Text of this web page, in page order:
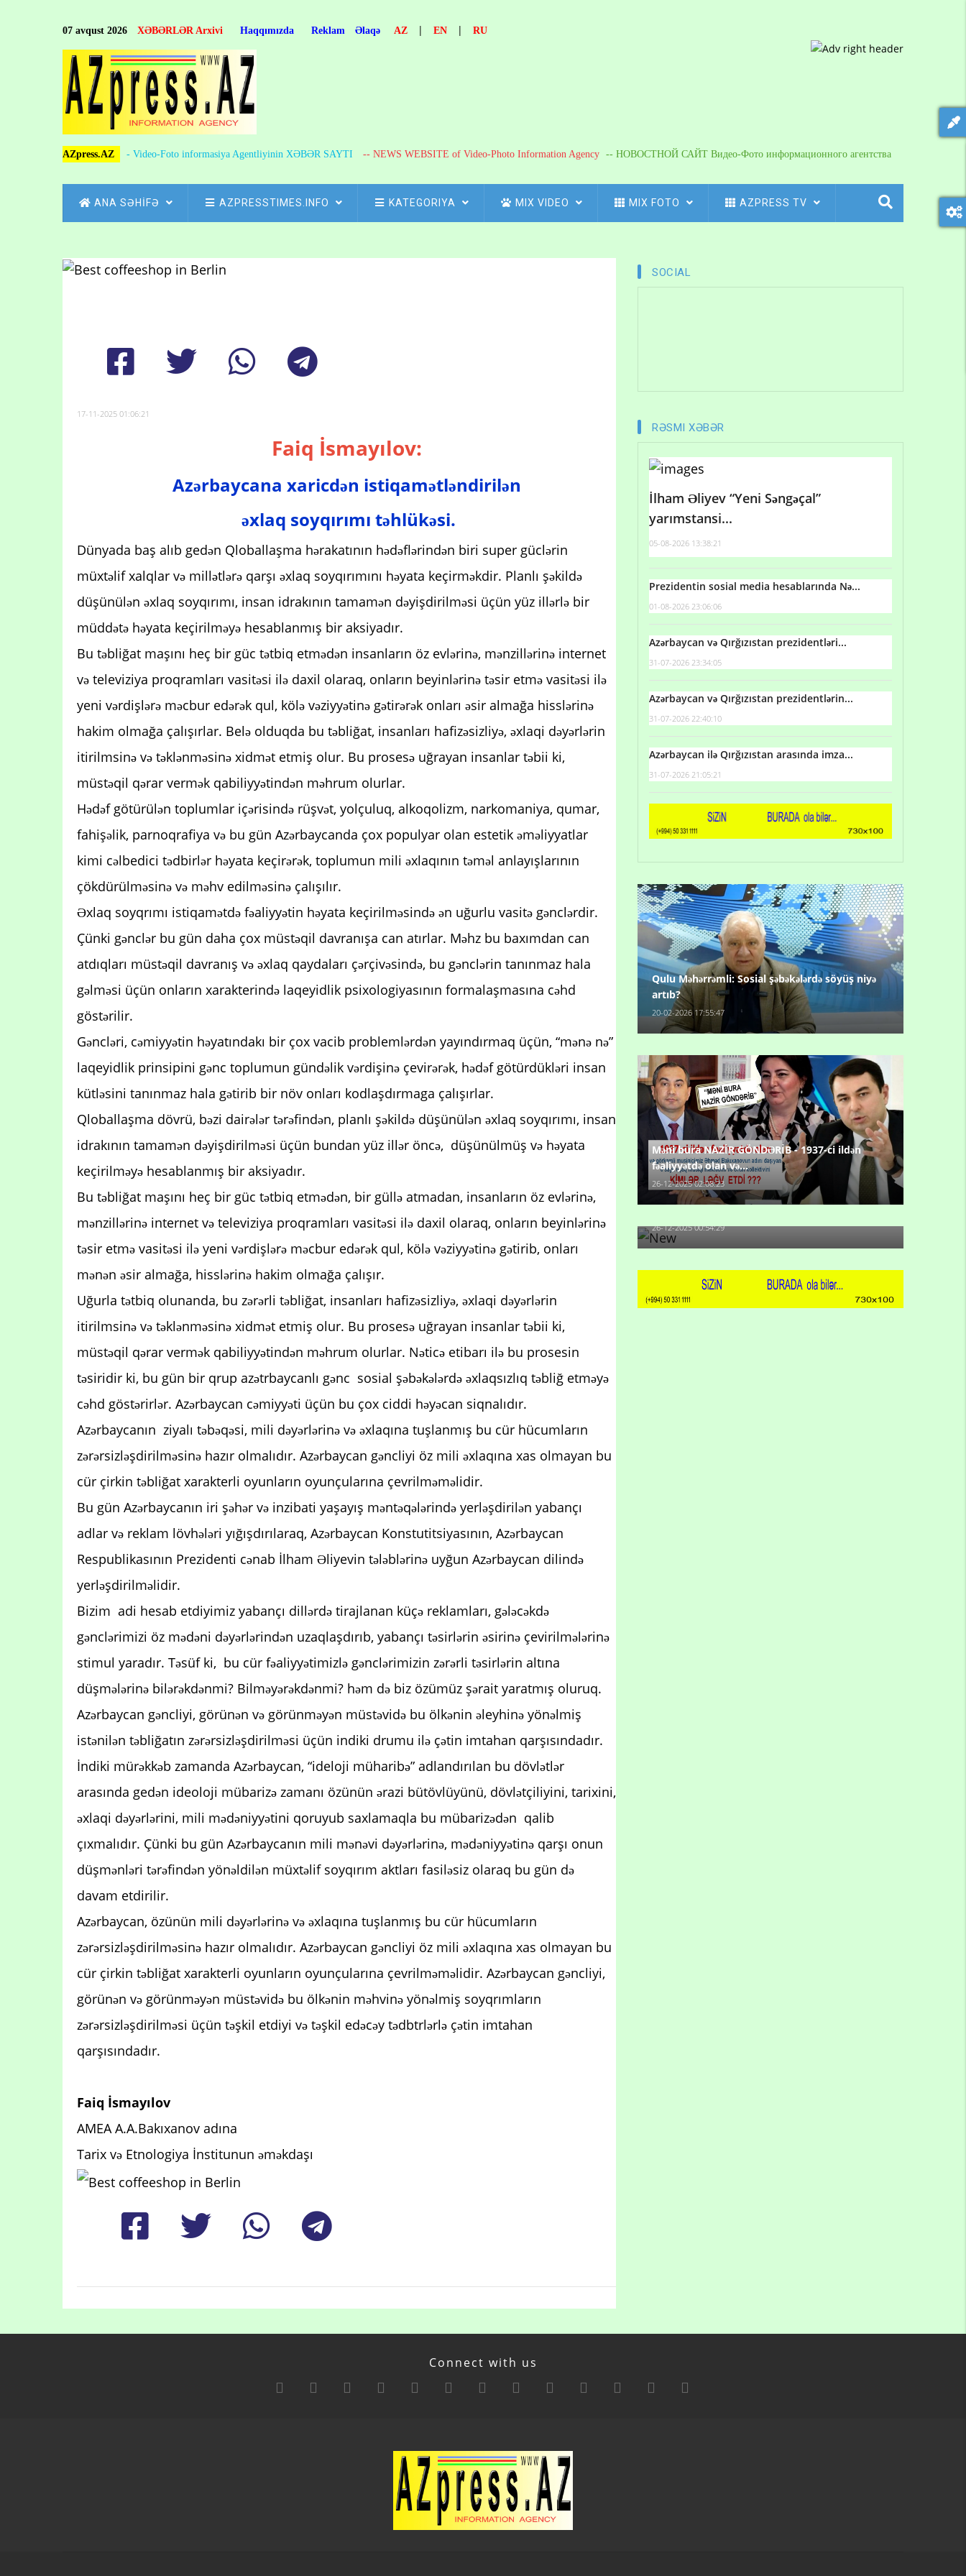
07 avqust 2026 XƏBƏRLƏR Arxivi Haqqımızda Reklam Əlaqə AZ | EN | RU
AZpress.AZ - Video-Foto informasiya Agentliyinin XƏBƏR SAYTI -- NEWS WEBSITE of Video-Photo Information Agency -- НОВОСТНОЙ САЙТ Видео-Фото информационного агентства
MAIN
NAVIGATION
ANA SƏHİFƏ AZPRESSTIMES.INFO KATEGORIYA MIX VIDEO MIX FOTO AZPRESS TV
Breadcrumb
17-11-2025 01:06:21
Faiq İsmayılov:
Azərbaycana xaricdən istiqamətləndirilən
əxlaq soyqırımı təhlükəsi.
Dünyada baş alıb gedən Qloballaşma hərakatının hədəflərindən biri super güclərin
müxtəlif xalqlar və millətlərə qarşı əxlaq soyqırımını həyata keçirməkdir. Planlı şəkildə
düşünülən əxlaq soyqırımı, insan idrakının tamamən dəyişdirilməsi üçün yüz illərlə bir
müddətə həyata keçirilməyə hesablanmış bir aksiyadır.
Bu təbliğat maşını heç bir güc tətbiq etmədən insanların öz evlərinə, mənzillərinə internet
və televiziya proqramları vasitəsi ilə daxil olaraq, onların beyinlərinə təsir etmə vasitəsi ilə
yeni vərdişlərə məcbur edərək qul, kölə vəziyyətinə gətirərək onları əsir almağa hisslərinə
hakim olmağa çalışırlar. Belə olduqda bu təbliğat, insanları hafizəsizliyə, əxlaqi dəyərlərin
itirilmsinə və təklənməsinə xidmət etmiş olur. Bu prosesə uğrayan insanlar təbii ki,
müstəqil qərar vermək qabiliyyətindən məhrum olurlar.
Hədəf götürülən toplumlar içərisində rüşvət, yolçuluq, alkoqolizm, narkomaniya, qumar,
fahişəlik, parnoqrafiya və bu gün Azərbaycanda çox populyar olan estetik əməliyyatlar
kimi cəlbedici tədbirlər həyata keçirərək, toplumun mili əxlaqının təməl anlayışlarının
çökdürülməsinə və məhv edilməsinə çalışılır.
Əxlaq soyqrımı istiqamətdə fəaliyyətin həyata keçirilməsində ən uğurlu vasitə gənclərdir.
Çünki gənclər bu gün daha çox müstəqil davranışa can atırlar. Məhz bu baxımdan can
atdıqları müstəqil davranış və əxlaq qaydaları çərçivəsində, bu gənclərin tanınmaz hala
gəlməsi üçün onların xarakterində laqeyidlik psixologiyasının formalaşmasına cəhd
göstərilir.
Gəncləri, cəmiyyətin həyatındakı bir çox vacib problemlərdən yayındırmaq üçün, “mənə nə”
laqeyidlik prinsipini gənc toplumun gündəlik vərdişinə çevirərək, hədəf götürdükləri insan
kütləsini tanınmaz hala gətirib bir növ onları kodlaşdırmaga çalışırlar.
Qloballaşma dövrü, bəzi dairələr tərəfindən, planlı şəkildə düşünülən əxlaq soyqırımı, insan
idrakının tamamən dəyişdirilməsi üçün bundan yüz illər öncə, düşünülmüş və həyata
keçirilməyə hesablanmış bir aksiyadır.
Bu təbliğat maşını heç bir güc tətbiq etmədən, bir güllə atmadan, insanların öz evlərinə,
mənzillərinə internet və televiziya proqramları vasitəsi ilə daxil olaraq, onların beyinlərinə
təsir etmə vasitəsi ilə yeni vərdişlərə məcbur edərək qul, kölə vəziyyətinə gətirib, onları
mənən əsir almağa, hisslərinə hakim olmağa çalışır.
Uğurla tətbiq olunanda, bu zərərli təbliğat, insanları hafizəsizliyə, əxlaqi dəyərlərin
itirilmsinə və təklənməsinə xidmət etmiş olur. Bu prosesə uğrayan insanlar təbii ki,
müstəqil qərar vermək qabiliyyətindən məhrum olurlar. Nəticə etibarı ilə bu prosesin
təsiridir ki, bu gün bir qrup azətrbaycanlı gənc sosial şəbəkələrdə əxlaqsızlıq təbliğ etməyə
cəhd göstərirlər. Azərbaycan cəmiyyəti üçün bu çox ciddi həyəcan siqnalıdır.
Azərbaycanın ziyalı təbəqəsi, mili dəyərlərinə və əxlaqına tuşlanmış bu cür hücumların
zərərsizləşdirilməsinə hazır olmalıdır. Azərbaycan gəncliyi öz mili əxlaqına xas olmayan bu
cür çirkin təbliğat xarakterli oyunların oyunçularına çevrilməməlidir.
Bu gün Azərbaycanın iri şəhər və inzibati yaşayış məntəqələrində yerləşdirilən yabançı
adlar və reklam lövhələri yığışdırılaraq, Azərbaycan Konstutitsiyasının, Azərbaycan
Respublikasının Prezidenti cənab İlham Əliyevin tələblərinə uyğun Azərbaycan dilində
yerləşdirilməlidir.
Bizim adi hesab etdiyimiz yabançı dillərdə tirajlanan küçə reklamları, gələcəkdə
gənclərimizi öz mədəni dəyərlərindən uzaqlaşdırıb, yabançı təsirlərin əsirinə çevirilmələrinə
stimul yaradır. Təsüf ki, bu cür fəaliyyətimizlə gənclərimizin zərərli təsirlərin altına
düşmələrinə bilərəkdənmi? Bilməyərəkdənmi? həm də biz özümüz şərait yaratmış oluruq.
Azərbaycan gəncliyi, görünən və görünməyən müstəvidə bu ölkənin əleyhinə yönəlmiş
istənilən təbliğatın zərərsizləşdirilməsi üçün indiki drumu ilə çətin imtahan qarşısındadır.
İndiki mürəkkəb zamanda Azərbaycan, “ideloji müharibə” adlandırılan bu dövlətlər
arasında gedən ideoloji mübarizə zamanı özünün ərazi bütövlüyünü, dövlətçiliyini, tarixini,
əxlaqi dəyərlərini, mili mədəniyyətini qoruyub saxlamaqla bu mübarizədən qalib
çıxmalıdır. Çünki bu gün Azərbaycanın mili mənəvi dəyərlərinə, mədəniyyətinə qarşı onun
düşmənləri tərəfindən yönəldilən müxtəlif soyqırım aktları fasiləsiz olaraq bu gün də
davam etdirilir.
Azərbaycan, özünün mili dəyərlərinə və əxlaqına tuşlanmış bu cür hücumların
zərərsizləşdirilməsinə hazır olmalıdır. Azərbaycan gəncliyi öz mili əxlaqına xas olmayan bu
cür çirkin təbliğat xarakterli oyunların oyunçularına çevrilməməlidir. Azərbaycan gəncliyi,
görünən və görünməyən müstəvidə bu ölkənin məhvinə yönəlmiş soyqrımların
zərərsizləşdirilməsi üçün təşkil etdiyi və təşkil edəcəy tədbtrlərlə çətin imtahan
qarşısındadır.
Faiq İsmayılov
AMEA A.A.Bakıxanov adına
Tarix və Etnologiya İnstitunun əməkdaşı
SOCIAL
RƏSMI XƏBƏR
İlham Əliyev “Yeni Səngəçal”
yarımstansi...
05-08-2026 13:38:21
Prezidentin sosial media hesablarında Nə...
01-08-2026 23:06:06
Azərbaycan və Qırğızıstan prezidentləri...
31-07-2026 23:34:05
Azərbaycan və Qırğızıstan prezidentlərin...
31-07-2026 22:40:10
Azərbaycan ilə Qırğızıstan arasında imza...
31-07-2026 21:05:21
Qulu Məhərrəmli: Sosial şəbəkələrdə söyüş niyə
artıb?
20-02-2026 17:55:47
Məni bura NAZİR GÖNDƏRİB - 1937-ci ildən
fəaliyyətdə olan və...
26-12-2025 02:08:23
-Ay qız, sən məhkəməni udmayacaqsan... Sən
bilirsən də, məni...
26-12-2025 00:54:29
Connect with us